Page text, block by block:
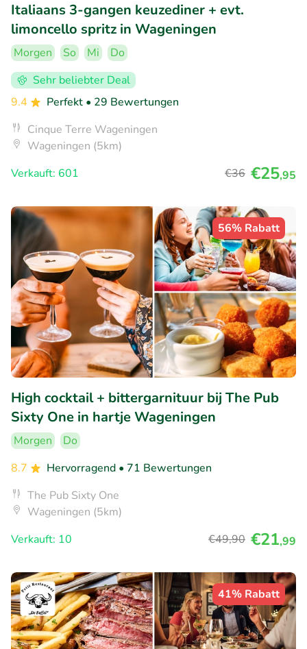
Italiaans 3-gangen keuzediner + evt.
limoncello spritz in Wageningen
Morgen So Mi
Do
Sehr beliebter Deal
9.4
Perfekt • 29 Bewertungen
Cinque Terre Wageningen
Wageningen (5km)
Verkauft: 601
€36 €25,95
56% Rabatt
High cocktail + bittergarnituur bij The Pub
Sixty One in hartje Wageningen
Morgen
Do
8.7
Hervorragend • 71 Bewertungen
The Pub Sixty One
Wageningen (5km)
Verkauft: 10
€49,90 €21,99
41% Rabatt